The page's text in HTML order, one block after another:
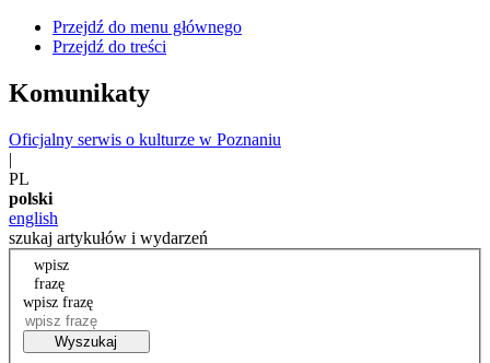
Przejdź do menu głównego
Przejdź do treści
Komunikaty
Oficjalny serwis o kulturze w Poznaniu
|
PL
polski
english
szukaj artykułów i wydarzeń
wpisz
frazę
wpisz frazę
Wyszukaj